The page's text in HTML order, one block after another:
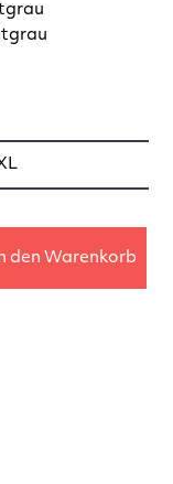
den Warenkorb